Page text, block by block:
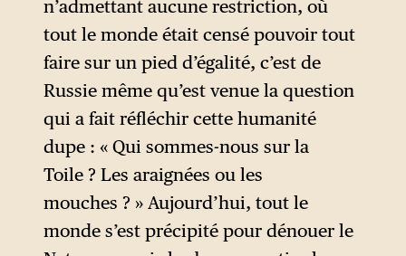
plus ou moins simultanée
dans plusieurs pays du monde
sont plutôt le résultat de
l’influence de l’idéologie
russes sur « les cerveaux »
d’hommes politiques de tout
poil. La Russie est présentée
comme l’unique force qui
s’était érigée très tôt, dès les
n’admettant aucune restriction, où
tout le monde était censé pouvoir tout
faire sur un pied d’égalité, c’est de
Russie même qu’est venue la question
qui a fait réfléchir cette humanité
dupe : « Qui sommes-nous sur la
Toile ? Les araignées ou les
mouches ? » Aujourd’hui, tout le
monde s’est précipité pour dénouer le